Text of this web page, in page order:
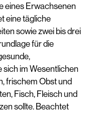
eines Erwachsenen
eine tägliche
sowie zwei bis drei
für die
sich im Wesentlichen
frischem Obst und
Fisch, Fleisch und
sollte. Beachtet